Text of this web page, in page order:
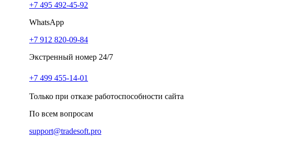
+7 495 492-45-92
WhatsApp
+7 912 820-09-84
Экстренный номер 24/7
+7 499 455-14-01
Только при отказе работоспособности сайта
По всем вопросам
support@tradesoft.pro